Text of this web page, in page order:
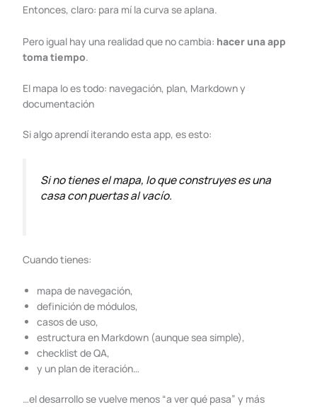
Entonces, claro: para mí la curva se aplana.
Pero igual hay una realidad que no cambia: hacer una app
toma tiempo.
El mapa lo es todo: navegación, plan, Markdown y
documentación
Si algo aprendí iterando esta app, es esto:
Si no tienes el mapa, lo que construyes es una
casa con puertas al vacío.
Cuando tienes:
mapa de navegación,
definición de módulos,
casos de uso,
estructura en Markdown (aunque sea simple),
checklist de QA,
y un plan de iteración…
…el desarrollo se vuelve menos “a ver qué pasa” y más